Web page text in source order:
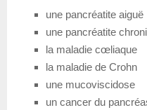
une pancréatite aiguë
une pancréatite
la maladie cœliaque
la maladie de Crohn
une mucoviscidose
un cancer du